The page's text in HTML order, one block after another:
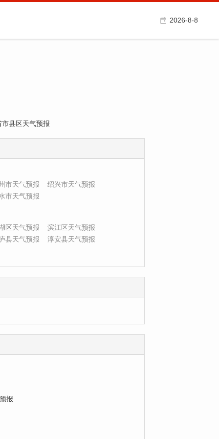
2026-8-8
县区天气预报
市天气预报
绍兴市天气预报
市天气预报
区天气预报
滨江区天气预报
县天气预报
淳安县天气预报
报